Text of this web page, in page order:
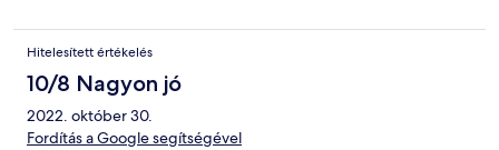
Hitelesített értékelés
10/8 Nagyon jó
2022. október 30.
Fordítás a Google segítségével